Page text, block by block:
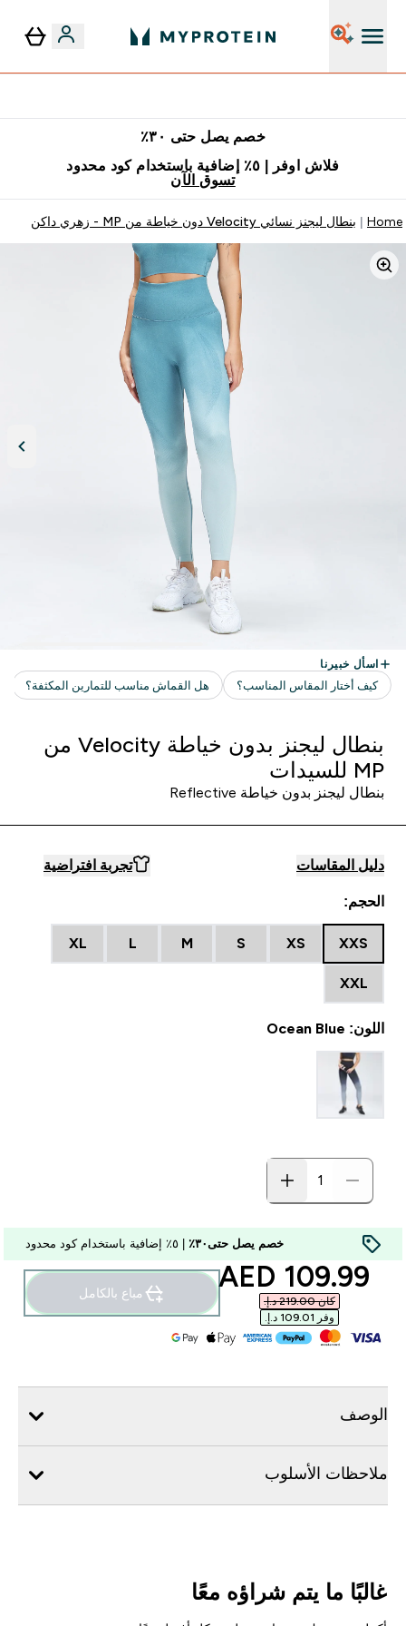
خصم يصل حتى ٣٠٪
فلاش اوفر | ٥٪ إضافية باستخدام كود محدود
تسوق الآن
Home بنطال ليجنز نسائي Velocity دون خياطة من MP - زهري داكن
بنطال ليجنز بدون خياطة Velocity من
MP للسيدات
بنطال ليجنز بدون خياطة Reflective
دليل المقاسات تجربة افتراضية
الحجم:
XXS
XS
S
M
L
XL
XXL
اللون: Ocean Blue
خصم يصل حتى٣٠٪
discounted price
109.99 AED‎
كان ‏219.00 د.إ.‏‎
وفر ‏109.01 د.إ.‏‎
مباع بالكامل
الوصف
ملاحظات الأسلوب
غالبًا ما يتم شراؤه معًا